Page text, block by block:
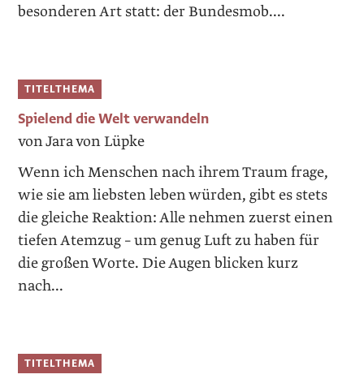
besonderen Art statt: der Bundesmob....
TITELTHEMA
Spielend die Welt verwandeln
von Jara von Lüpke
Wenn ich Menschen nach ihrem Traum frage,
wie sie am liebsten leben würden, gibt es stets
die gleiche Reaktion: Alle nehmen zuerst einen
tiefen Atemzug – um genug Luft zu haben für
die großen Worte. Die Augen blicken kurz
nach...
TITELTHEMA